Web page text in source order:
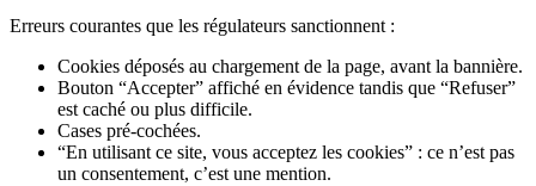
Erreurs courantes que les régulateurs sanctionnent :
Cookies déposés au chargement de la page, avant la bannière.
Bouton “Accepter” affiché en évidence tandis que “Refuser”
est caché ou plus difficile.
Cases pré-cochées.
“En utilisant ce site, vous acceptez les cookies” : ce n’est pas
un consentement, c’est une mention.